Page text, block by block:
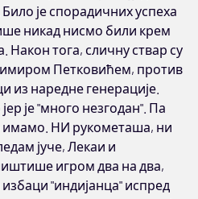
је спорадичних успеха
никад нисмо били крем
Након тога, сличну ствар су
Петковићем, против
из наредне генерације.
је "много незгодан". Па
НИ рукометаша, ни
јуче, Лекаи и
игром два на два,
избаци "индијанца" испред